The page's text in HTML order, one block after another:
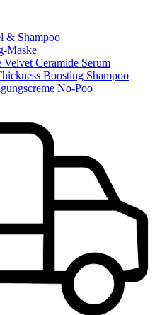
& Shampoo
Maske
Ceramide Serum
Boosting Shampoo
No-Poo